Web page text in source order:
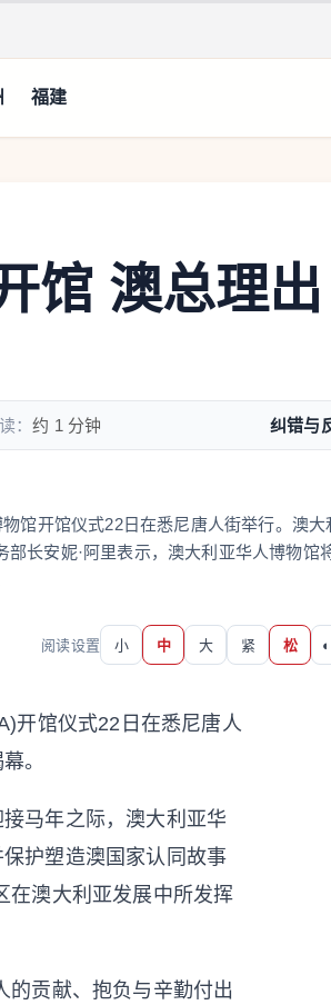
福建
馆 澳总理出
：约 1 分钟 纠错与
馆开馆仪式22日在悉尼唐人街举行。澳大
长安妮·阿里表示，澳大利亚华人博物馆
阅读设置 小 中 大 紧 松 ◐
馆仪式22日在悉尼唐人
。
马年之际，澳大利亚华
护塑造澳国家认同故事
在澳大利亚发展中所发挥
贡献、抱负与辛勤付出